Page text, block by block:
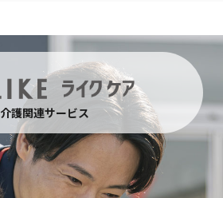
介護関連サービス